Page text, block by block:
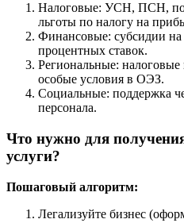
Налоговые: УСН, ПСН,
льготы по налогу на
Финансовые: субсидии на
процентных ставок.
Региональные:
особые условия в ОЭЗ.
Социальные: поддержка
персонала.
Что нужно для
услуги?
Пошаговый алгоритм:
Легализуйте бизнес